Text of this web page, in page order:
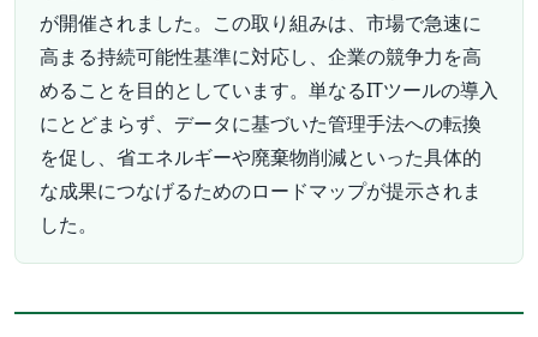
が開催されました。この取り組みは、市場で急速に
高まる持続可能性基準に対応し、企業の競争力を高
めることを目的としています。単なるITツールの導入
にとどまらず、データに基づいた管理手法への転換
を促し、省エネルギーや廃棄物削減といった具体的
な成果につなげるためのロードマップが提示されま
した。